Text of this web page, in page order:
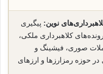
نوین: پیگیری
کلاهبرداری ملکی،
صوری، فیشینگ و
در حوزه رمز‌ارزها و ارزهای